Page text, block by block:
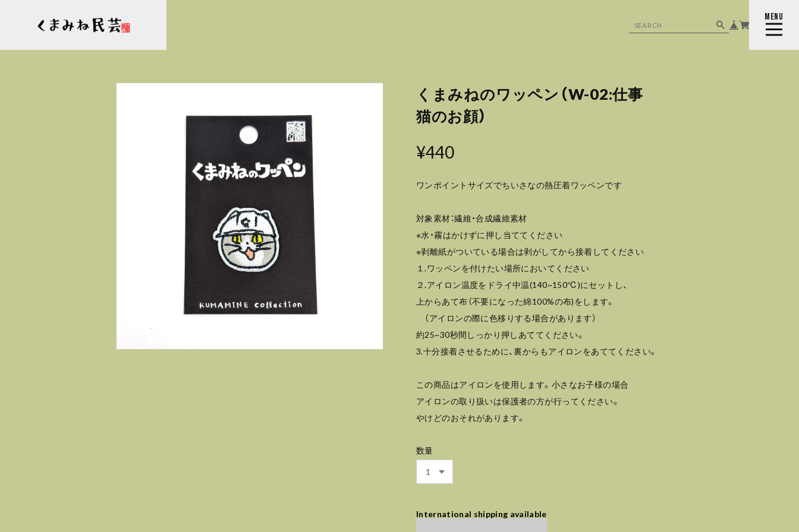
MENU
CLOSE
くまみねのワッペン（W-02:仕事
猫のお顔）
¥440
ワンポイントサイズでちいさなの熱圧着ワッペンです
対象素材：繊維・合成繊維素材
※水・霧はかけずに押し当ててください
※剥離紙がついている場合は剥がしてから接着してください
１.ワッペンを付けたい場所においてください
２.アイロン温度をドライ中温(140~150℃)にセットし、
上からあて布（不要になった綿100%の布)をします。
（アイロンの際に色移りする場合があります）
約25~30秒間しっかり押しあててください。
3.十分接着させるために、裏からもアイロンをあててください。
この商品はアイロンを使用します。小さなお子様の場合
アイロンの取り扱いは保護者の方が行ってください。
やけどのおそれがあります。
数量
International shipping available